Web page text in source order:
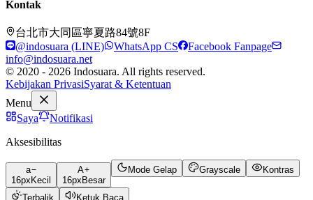
Kontak
台北市大同區寧夏路84號8F
@indosuara (LINE)
WhatsApp CS
Facebook Fanpage
info@indosuara.net
© 2020 - 2026 Indosuara. All rights reserved.
Kebijakan PrivasiSyarat & Ketentuan
Menu
Saya
Notifikasi
Aksesibilitas
a
16px Kecil
A
16px Besar
Mode Gelap Grayscale Kontras
Terbalik Ketuk Baca